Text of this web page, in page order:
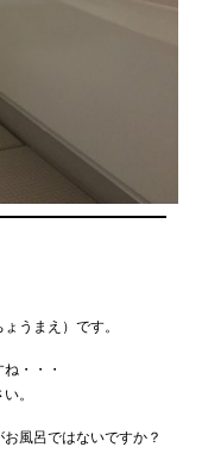
うまえ）です。
・・・
。
風呂ではないですか？